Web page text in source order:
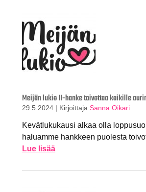
Meijän lukio II-hanke toivottaa kaikille
29.5.2024 | Kirjoittaja Sanna Oikari
Kevätlukukausi alkaa olla
haluamme hankkeen puolesta
Lue lisää